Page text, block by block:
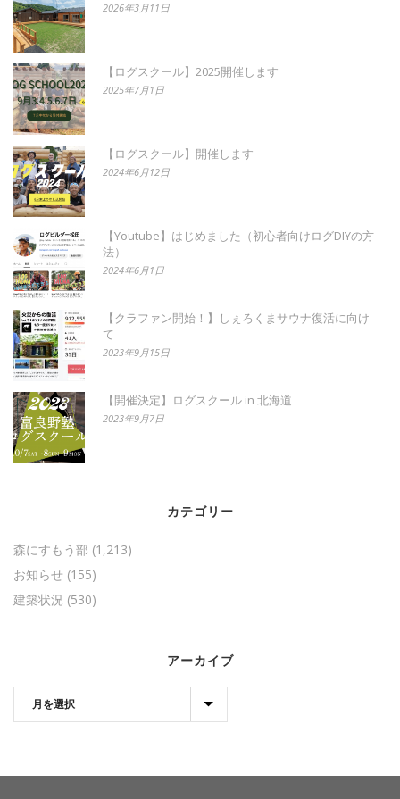
2026年3月11日
【ログスクール】2025開催します
2025年7月1日
【ログスクール】開催します
2024年6月12日
【Youtube】はじめました（初心者向けログDIYの方
法）
2024年6月1日
【クラファン開始！】しぇろくまサウナ復活に向け
て
2023年9月15日
【開催決定】ログスクール in 北海道
2023年9月7日
カテゴリー
森にすもう部 (1,213)
お知らせ (155)
建築状況 (530)
アーカイブ